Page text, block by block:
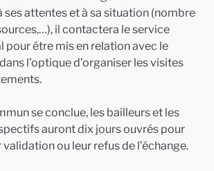
attentes et à sa situation (nombre
il contactera le service
pour être mis en relation avec le
l’optique d’organiser les visites
se conclue, les bailleurs et les
auront dix jours ouvrés pour
ou leur refus de l’échange.